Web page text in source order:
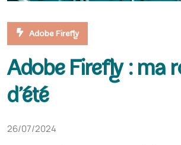
Adobe Firefly
Adobe Firefly : ma
d’été
26/07/2024